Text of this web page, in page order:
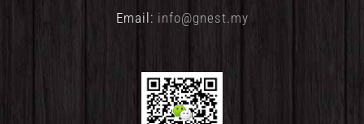
Email: info@gnest.my